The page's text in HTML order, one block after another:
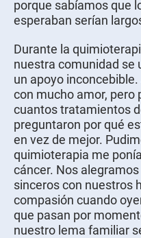
porque sabíamos que
esperaban serían
Durante la
nuestra comunidad se
un apoyo
con mucho amor, pero
cuantos tratamientos
preguntaron por qué
en vez de mejor.
quimioterapia me
cáncer. Nos
sinceros con nuestros
compasión cuando
que pasan por
nuestro lema familiar